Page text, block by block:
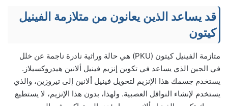
قد يساعد الذين يعانون من متلازمة الفينيل
كيتون
متازمة الفينيل كيتون (PKU) هي حالة وراثية نادرة ناجمة عن خلل
في الجين الذي يساعد في تكوين إنزيم فينيل ألانين هيدروكسيلاز.
يستخدم جسمك هذا الإنزيم لتحويل فينيل ألانين إلى تيروزين، والذي
يستخدم لإنشاء النواقل العصبية. ولهذا، بدون هذا الإنزيم، لا يستطيع